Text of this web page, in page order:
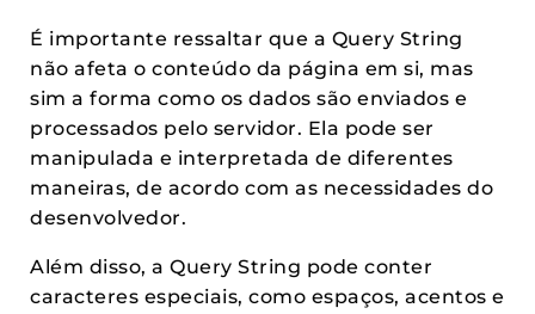
É importante ressaltar que a Query String
não afeta o conteúdo da página em si, mas
sim a forma como os dados são enviados e
processados pelo servidor. Ela pode ser
manipulada e interpretada de diferentes
maneiras, de acordo com as necessidades do
desenvolvedor.
Além disso, a Query String pode conter
caracteres especiais, como espaços, acentos e